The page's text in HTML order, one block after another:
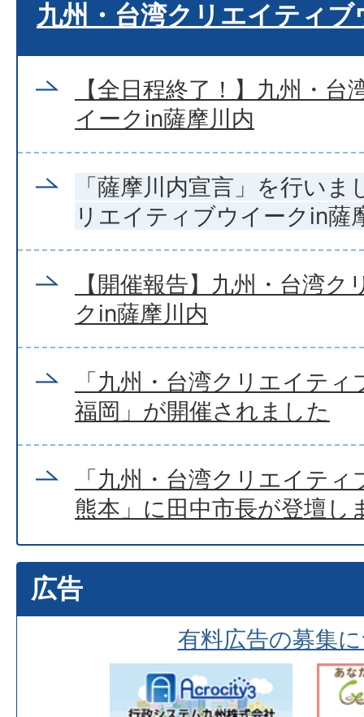
九州・台湾クリエイティブ
【全日程終了！】九州・
イークin薩摩川内
「薩摩川内宣言」を行い
リエイティブウイークin薩
【開催報告】九州・台湾
クin薩摩川内
「九州・台湾クリエイテ
福岡」が開催されました
「九州・台湾クリエイテ
熊本」に田中市長が登壇し
広告
有料広告の募集